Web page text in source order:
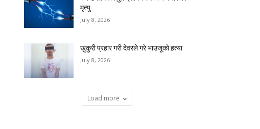
मृत्यु
July 8, 2026
खुकुरी प्रहार गरी देवरले गरे भाउजूको हत्या
July 8, 2026
Load more